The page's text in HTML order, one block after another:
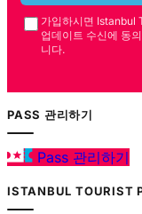
가입하시면 Istanbul
업데이트 수신에 동
니다.
PASS 관리하기
Pass 관리하기
ISTANBUL TOURIST